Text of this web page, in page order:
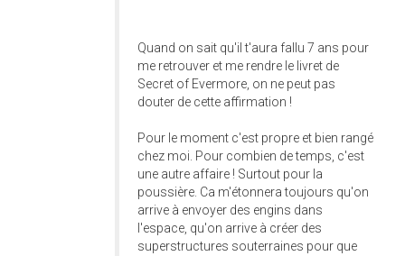
Quand on sait qu'il t'aura fallu 7 ans pour
me retrouver et me rendre le livret de
Secret of Evermore, on ne peut pas
douter de cette affirmation !
Pour le moment c'est propre et bien rangé
chez moi. Pour combien de temps, c'est
une autre affaire ! Surtout pour la
poussière. Ca m'étonnera toujours qu'on
arrive à envoyer des engins dans
l'espace, qu'on arrive à créer des
superstructures souterraines pour que